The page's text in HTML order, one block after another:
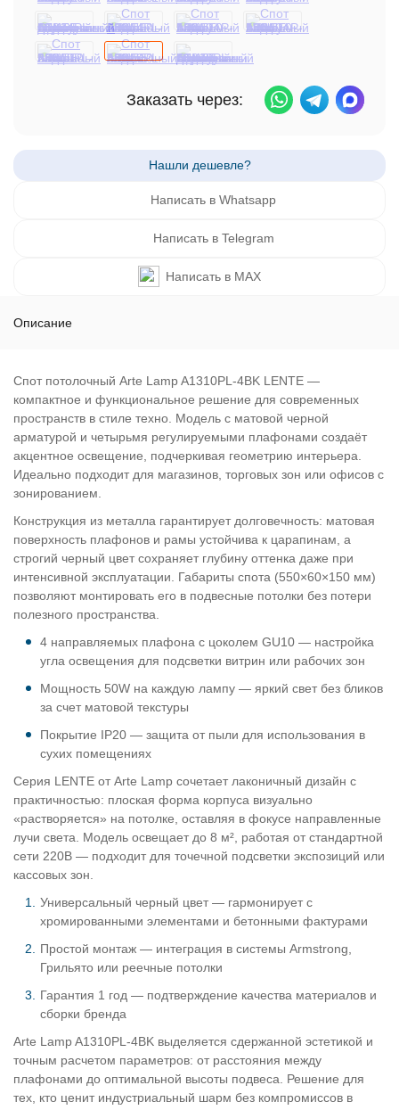
Заказать через:
Написать в Whatsapp
Написать в Telegram
Написать в MAX
Описание
Спот потолочный Arte Lamp A1310PL-4BK LENTE —
компактное и функциональное решение для современных
пространств в стиле техно. Модель с матовой черной
арматурой и четырьмя регулируемыми плафонами создаёт
акцентное освещение, подчеркивая геометрию интерьера.
Идеально подходит для магазинов, торговых зон или офисов с
зонированием.
Конструкция из металла гарантирует долговечность: матовая
поверхность плафонов и рамы устойчива к царапинам, а
строгий черный цвет сохраняет глубину оттенка даже при
интенсивной эксплуатации. Габариты спота (550×60×150 мм)
позволяют монтировать его в подвесные потолки без потери
полезного пространства.
4 направляемых плафона с цоколем GU10 — настройка
угла освещения для подсветки витрин или рабочих зон
Мощность 50W на каждую лампу — яркий свет без бликов
за счет матовой текстуры
Покрытие IP20 — защита от пыли для использования в
сухих помещениях
Серия LENTE от Arte Lamp сочетает лаконичный дизайн с
практичностью: плоская форма корпуса визуально
«растворяется» на потолке, оставляя в фокусе направленные
лучи света. Модель освещает до 8 м², работая от стандартной
сети 220В — подходит для точечной подсветки экспозиций или
кассовых зон.
Универсальный черный цвет — гармонирует с
хромированными элементами и бетонными фактурами
Простой монтаж — интеграция в системы Armstrong,
Грильято или реечные потолки
Гарантия 1 год — подтверждение качества материалов и
сборки бренда
Arte Lamp A1310PL-4BK выделяется сдержанной эстетикой и
точным расчетом параметров: от расстояния между
плафонами до оптимальной высоты подвеса. Решение для
тех, кто ценит индустриальный шарм без компромиссов в